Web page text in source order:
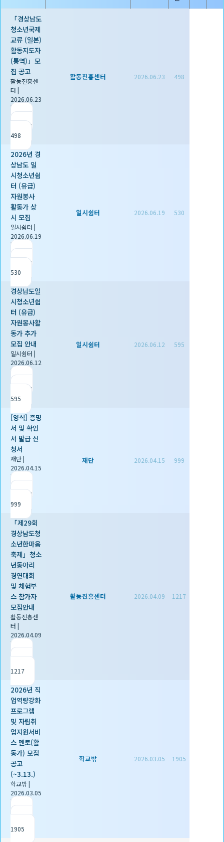
「경상남도
청소년국제
교류 (일본)
활동지도자
(통역)」모
집 공고
활동진흥센
터 |
2026.06.23
|
조회
498
활동진흥센터 2026.06.23 498
2026년 경
상남도 일
시청소년쉼
터 (유급)
자원봉사
활동가 상
시 모집
일시쉼터 |
2026.06.19
|
조회
530
일시쉼터 2026.06.19 530
경상남도일
시청소년쉼
터 (유급)
자원봉사활
동가 추가
모집 안내
일시쉼터 |
2026.06.12
|
조회
595
일시쉼터 2026.06.12 595
[양식] 증명
서 및 확인
서 발급 신
청서
재단|
2026.04.15
|
조회
999
재단 2026.04.15 999
「제29회
경상남도청
소년한마음
축제」청소
년동아리
경연대회
및 체험부
스 참가자
모집안내
활동진흥센
터 |
2026.04.09
|
1217
활동진흥센터 2026.04.09 1217
2026년 직
업역량강화
프로그램
및 자립취
업지원서비
스 멘토(활
동가) 모집
공고
(~3.13.)
학교밖|
2026.03.05
|
1905
학교밖 2026.03.05 1905